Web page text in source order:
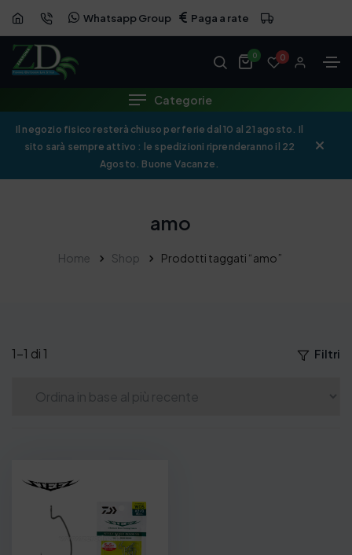
Whatsapp Group Paga a rate
0 0
Categorie
Il negozio fisico resterà chiuso per ferie dal 10 al 21 agosto. Il
sito sarà sempre attivo : le spedizioni riprenderanno il 22
Agosto. Buone Vacanze.
amo
Home Shop Prodotti taggati “amo”
1–1 di 1 Filtri